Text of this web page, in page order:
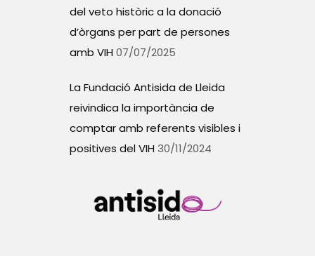
del veto històric a la donació
d’òrgans per part de persones
amb VIH 07/07/2025
La Fundació Antisida de Lleida
reivindica la importància de
comptar amb referents visibles i
positives del VIH 30/11/2024